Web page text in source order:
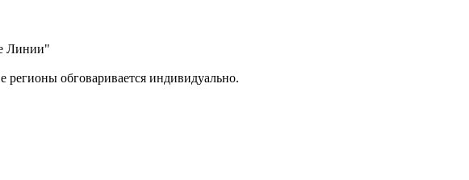
Линии"
регионы обговаривается индивидуально.